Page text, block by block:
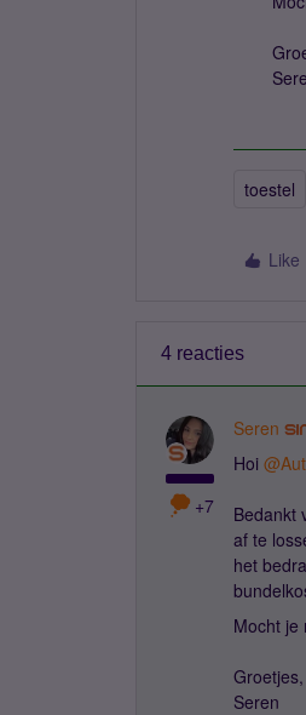
toestel
Like
4 reacties
+7
Seren
Hoi ​
Bedankt
af te
het
Mocht je
Groetjes,
Seren